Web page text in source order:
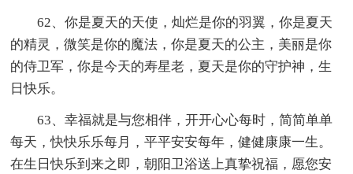
62、你是夏天的天使，灿烂是你的羽翼，你是夏天
的精灵，微笑是你的魔法，你是夏天的公主，美丽是你
的侍卫军，你是今天的寿星老，夏天是你的守护神，生
日快乐。
63、幸福就是与您相伴，开开心心每时，简简单单
每天，快快乐乐每月，平平安安每年，健健康康一生。
在生日快乐到来之即，朝阳卫浴送上真挚祝福，愿您安